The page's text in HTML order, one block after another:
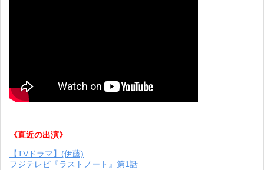
《直近の出演》
【TVドラマ】(伊藤)
フジテレビ『ラストノート』第1話